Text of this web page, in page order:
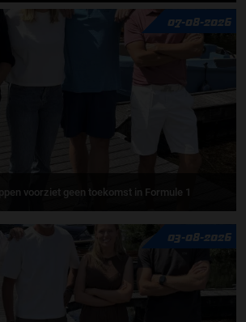
07-08-2026
voorziet geen toekomst in Formule 1
03-08-2026